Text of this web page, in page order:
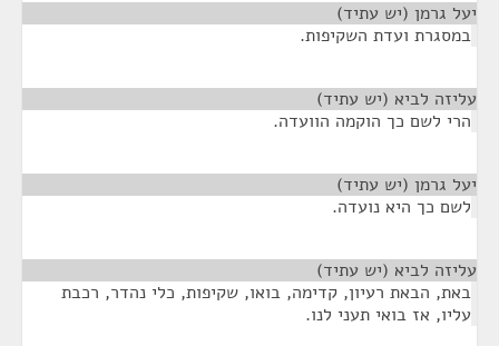
יעל גרמן (יש עתיד)
במסגרת ועדת השקיפות.
עליזה לביא (יש עתיד)
הרי לשם כך הוקמה הוועדה.
יעל גרמן (יש עתיד)
לשם כך היא נועדה.
עליזה לביא (יש עתיד)
באת, הבאת רעיון, קדימה, בואו, שקיפות, כלי נהדר, רכבת
עליו, אז בואי תעני לנו.